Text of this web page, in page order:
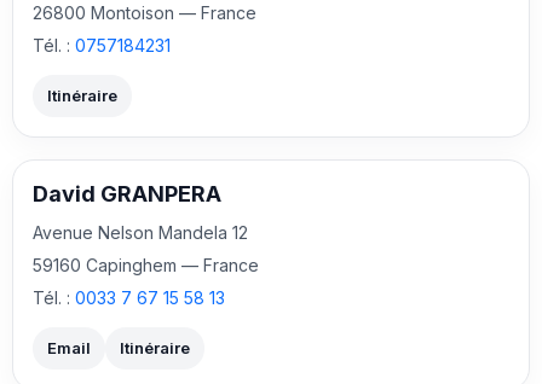
26800 Montoison — France
Tél. : 0757184231
Itinéraire
David GRANPERA
Avenue Nelson Mandela 12
59160 Capinghem — France
Tél. : 0033 7 67 15 58 13
Email Itinéraire